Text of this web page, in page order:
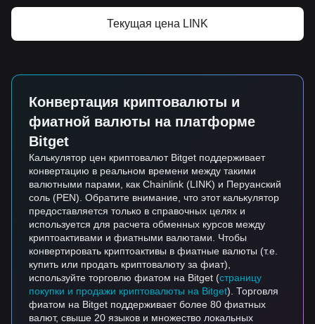
Текущая цена LINK
Конвертация криптовалюты и
фиатной валюты на платформе
Bitget
Калькулятор цен криптовалют Bitget поддерживает
конвертацию в реальном времени между такими
валютными парами, как Chainlink (LINK) и Перуанский
соль (PEN). Обратите внимание, что этот калькулятор
предоставляется только в справочных целях и
используется для расчета обменных курсов между
криптоактивами и фиатными валютами. Чтобы
конвертировать криптоактивы в фиатные валюты (т.е.
купить или продать криптовалюту за фиат),
используйте торговлю фиатом на Bitget (страницу
покупки и продажи криптовалюты на Bitget). Торговля
фиатом на Bitget поддерживает более 80 фиатных
валют, свыше 20 языков и множество локальных